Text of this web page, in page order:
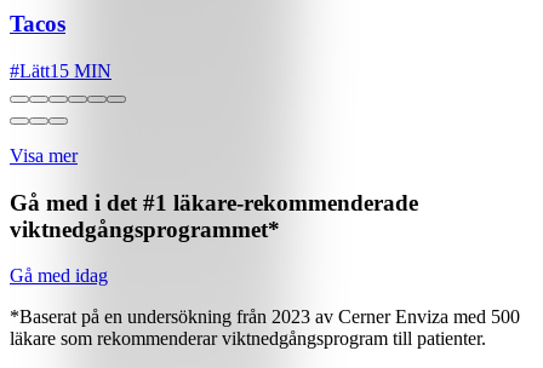
Tacos
#Lätt15 MIN
Visa mer
Gå med i det #1 läkare-rekommenderade
viktnedgångsprogrammet*
Gå med idag
*Baserat på en undersökning från 2023 av Cerner Enviza med 500
läkare som rekommenderar viktnedgångsprogram till patienter.